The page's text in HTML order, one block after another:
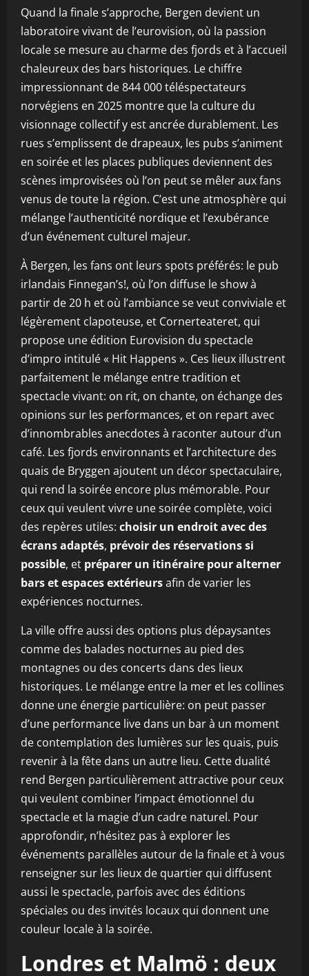
Quand la finale s’approche, Bergen devient un
laboratoire vivant de l’eurovision, où la passion
locale se mesure au charme des fjords et à l’accueil
chaleureux des bars historiques. Le chiffre
impressionnant de 844 000 téléspectateurs
norvégiens en 2025 montre que la culture du
visionnage collectif y est ancrée durablement. Les
rues s’emplissent de drapeaux, les pubs s’animent
en soirée et les places publiques deviennent des
scènes improvisées où l’on peut se mêler aux fans
venus de toute la région. C’est une atmosphère qui
mélange l’authenticité nordique et l’exubérance
d’un événement culturel majeur.
À Bergen, les fans ont leurs spots préférés: le pub
irlandais Finnegan’s!, où l’on diffuse le show à
partir de 20 h et où l’ambiance se veut conviviale et
légèrement clapoteuse, et Cornerteateret, qui
propose une édition Eurovision du spectacle
d’impro intitulé « Hit Happens ». Ces lieux illustrent
parfaitement le mélange entre tradition et
spectacle vivant: on rit, on chante, on échange des
opinions sur les performances, et on repart avec
d’innombrables anecdotes à raconter autour d’un
café. Les fjords environnants et l’architecture des
quais de Bryggen ajoutent un décor spectaculaire,
qui rend la soirée encore plus mémorable. Pour
ceux qui veulent vivre une soirée complète, voici
des repères utiles: choisir un endroit avec des
écrans adaptés, prévoir des réservations si
possible, et préparer un itinéraire pour alterner
bars et espaces extérieursafin de varier les
expériences nocturnes.
La ville offre aussi des options plus dépaysantes
comme des balades nocturnes au pied des
montagnes ou des concerts dans des lieux
historiques. Le mélange entre la mer et les collines
donne une énergie particulière: on peut passer
d’une performance live dans un bar à un moment
de contemplation des lumières sur les quais, puis
revenir à la fête dans un autre lieu. Cette dualité
rend Bergen particulièrement attractive pour ceux
qui veulent combiner l’impact émotionnel du
spectacle et la magie d’un cadre naturel. Pour
approfondir, n’hésitez pas à explorer les
événements parallèles autour de la finale et à vous
renseigner sur les lieux de quartier qui diffusent
aussi le spectacle, parfois avec des éditions
spéciales ou des invités locaux qui donnent une
couleur locale à la soirée.
Londres et Malmö : deux